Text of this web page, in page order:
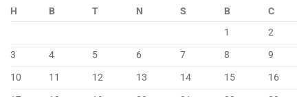
H B T N S B
C
1
2
3
4 5 6 7 8
9
10
11 12 13 14 15
16